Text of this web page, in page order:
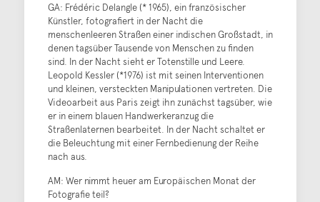
GA: Frédéric Delangle (* 1965), ein französischer
Künstler, fotografiert in der Nacht die
menschenleeren Straßen einer indischen Großstadt, in
denen tagsüber Tausende von Menschen zu finden
sind. In der Nacht sieht er Totenstille und Leere.
Leopold Kessler (*1976) ist mit seinen Interventionen
und kleinen, versteckten Manipulationen vertreten. Die
Videoarbeit aus Paris zeigt ihn zunächst tagsüber, wie
er in einem blauen Handwerkeranzug die
Straßenlaternen bearbeitet. In der Nacht schaltet er
die Beleuchtung mit einer Fernbedienung der Reihe
nach aus.
AM: Wer nimmt heuer am Europäischen Monat der
Fotografie teil?